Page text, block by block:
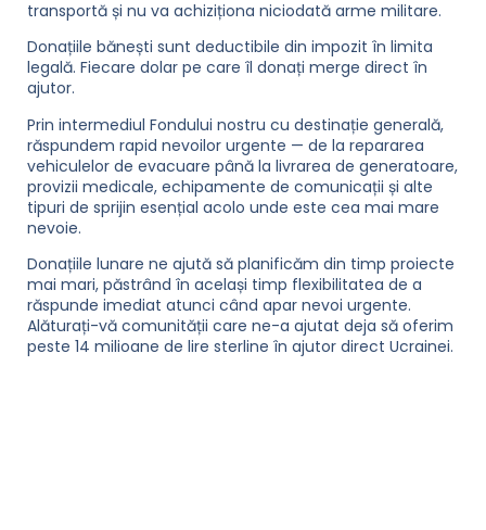
transportă și nu va achiziționa niciodată arme militare.
Donațiile bănești sunt deductibile din impozit în limita
legală. Fiecare dolar pe care îl donați merge direct în
ajutor.
Prin intermediul Fondului nostru cu destinație generală,
răspundem rapid nevoilor urgente — de la repararea
vehiculelor de evacuare până la livrarea de generatoare,
provizii medicale, echipamente de comunicații și alte
tipuri de sprijin esențial acolo unde este cea mai mare
nevoie.
Donațiile lunare ne ajută să planificăm din timp proiecte
mai mari, păstrând în același timp flexibilitatea de a
răspunde imediat atunci când apar nevoi urgente.
Alăturați-vă comunității care ne-a ajutat deja să oferim
peste 14 milioane de lire sterline în ajutor direct Ucrainei.